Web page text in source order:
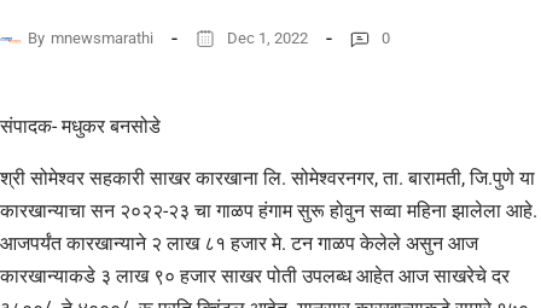
By mnewsmarathi Dec 1, 2022 0
संपादक- मधुकर बनसोडे
श्री सोमेश्वर सहकारी साखर कारखाना लि. सोमेश्वरनगर, ता. बारामती, जि.पुणे या
कारखान्याचा सन २०२२-२३ चा गाळप हंगाम सुरू होवुन सव्वा महिना झालेला आहे.
आजपर्यंत कारखान्याने २ लाख ८१ हजार मे. टन गाळप केलेले असुन आज
कारखान्याकडे ३ लाख ९० हजार साखर पोती उपलब्ध आहेत आज साखरेचे दर